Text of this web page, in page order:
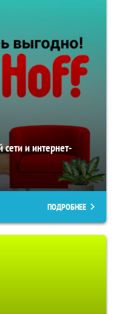
и интернет-
ПОДРОБНЕЕ